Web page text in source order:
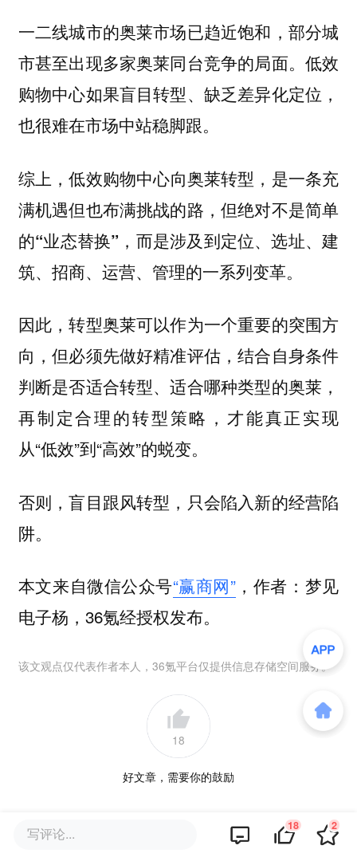
一二线城市的奥莱市场已趋近饱和，部分城
市甚至出现多家奥莱同台竞争的局面。低效
购物中心如果盲目转型、缺乏差异化定位，
也很难在市场中站稳脚跟。
综上，低效购物中心向奥莱转型，是一条充
满机遇但也布满挑战的路，但绝对不是简单
的“业态替换”，而是涉及到定位、选址、建
筑、招商、运营、管理的一系列变革。
因此，转型奥莱可以作为一个重要的突围方
向，但必须先做好精准评估，结合自身条件
判断是否适合转型、适合哪种类型的奥莱，
再制定合理的转型策略，才能真正实现
从“低效”到“高效”的蜕变。
否则，盲目跟风转型，只会陷入新的经营陷
阱。
本文来自微信公众号“赢商网”，作者：梦见
电子杨，36氪经授权发布。
该文观点仅代表作者本人，36氪平台仅提供信息存储空间服务。
18
好文章，需要你的鼓励
品牌专题
写评论... 18 2